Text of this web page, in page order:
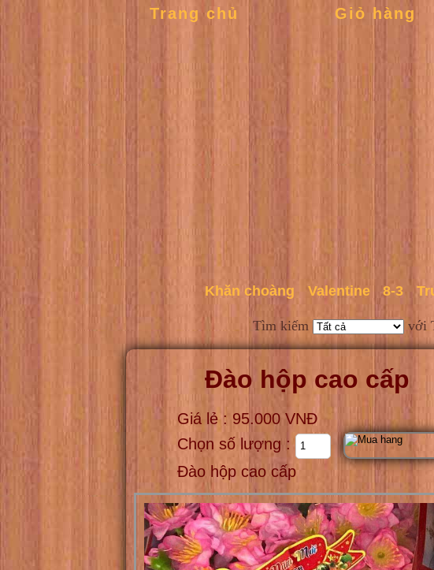
Trang chủ Giỏ hàng
Khăn choàng Valentine 8-3
Tìm kiếm với
Đào hộp cao cấp
Giá lẻ : 95.000 VNĐ
Chọn số lượng :
Đào hộp cao cấp